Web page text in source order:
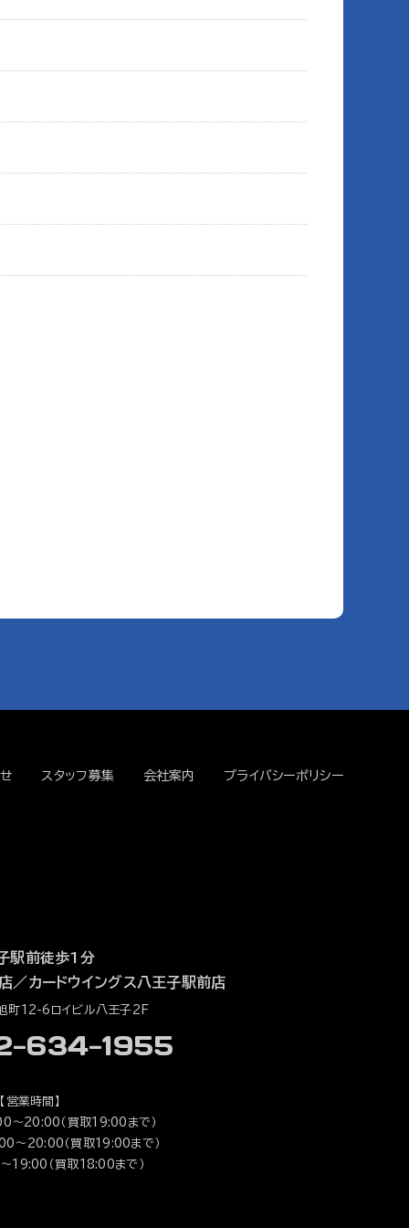
スタッフ募集 会社案内 プライバシーポリシー
駅前徒歩1分
／カードウイングス八王子駅前店
町12-6ロイビル八王子2F
634-1955
【営業時間】
～20:00（買取19:00まで）
～20:00（買取19:00まで）
19:00（買取18:00まで）